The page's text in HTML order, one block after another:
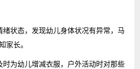
绪状态，发现幼儿身体状况有异常，马
家长。
时为幼儿增减衣服，户外活动时对那些